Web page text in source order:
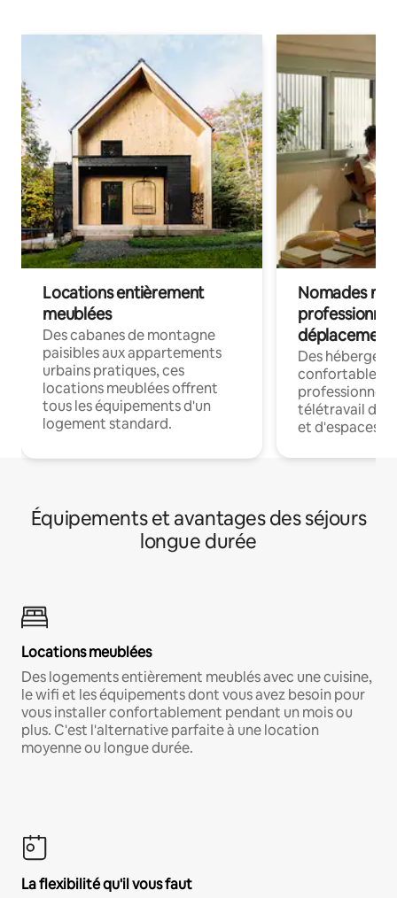
Locations entièrement
meublées
Des cabanes de montagne
paisibles aux appartements
urbains pratiques, ces
locations meublées offrent
tous les équipements d'un
logement standard.
Nomades
déplacement
Des
confortables
professionnels
télétravail
et d'espaces
Équipements et avantages des séjours
longue durée
Locations meublées
Des logements entièrement meublés avec une cuisine,
le wifi et les équipements dont vous avez besoin pour
vous installer confortablement pendant un mois ou
plus. C'est l'alternative parfaite à une location
moyenne ou longue durée.
La flexibilité qu'il vous faut